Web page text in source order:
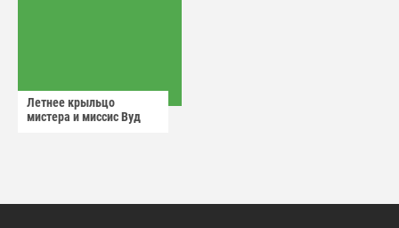
Летнее крыльцо
мистера и миссис Вуд